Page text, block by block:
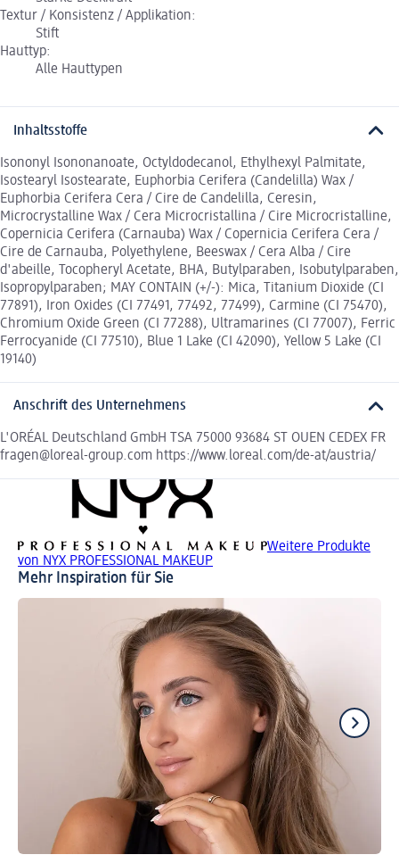
Textur / Konsistenz / Applikation:
Stift
Hauttyp:
Alle Hauttypen
Inhaltsstoffe
Isononyl Isononanoate, Octyldodecanol, Ethylhexyl Palmitate,
Isostearyl Isostearate, Euphorbia Cerifera (Candelilla) Wax /
Euphorbia Cerifera Cera / Cire de Candelilla, Ceresin,
Microcrystalline Wax / Cera Microcristallina / Cire Microcristalline,
Copernicia Cerifera (Carnauba) Wax / Copernicia Cerifera Cera /
Cire de Carnauba, Polyethylene, Beeswax / Cera Alba / Cire
d'abeille, Tocopheryl Acetate, BHA, Butylparaben, Isobutylparaben,
Isopropylparaben; MAY CONTAIN (+/-): Mica, Titanium Dioxide (CI
77891), Iron Oxides (CI 77491, 77492, 77499), Carmine (CI 75470),
Chromium Oxide Green (CI 77288), Ultramarines (CI 77007), Ferric
Ferrocyanide (CI 77510), Blue 1 Lake (CI 42090), Yellow 5 Lake (CI
19140)
Anschrift des Unternehmens
L'ORÉAL Deutschland GmbH TSA 75000 93684 ST OUEN CEDEX FR
fragen@loreal-group.com https://www.loreal.com/de-at/austria/
Weitere Produkte
von NYX PROFESSIONAL MAKEUP
Mehr Inspiration für Sie